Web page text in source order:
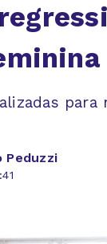
para
Peduzzi